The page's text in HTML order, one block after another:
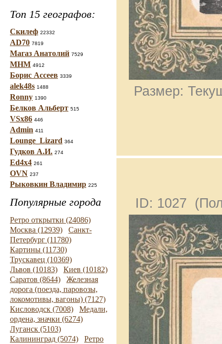
Топ 15 географов:
Скилеф 22332
AD70 7819
Магаз Анатолий 7529
МНМ 4912
Борис Ассеев 3339
alek48s 1488
Ronny 1390
Белков Альберт 515
VSx86 446
Admin 411
Lounge_Lizard 364
Гудков А.И. 274
Ed4x4 261
OVN 237
Рыковкин Владимир 225
Популярные города
Ретро открытки (24086)
Москва (12939)
Санкт-
Петербург (11780)
Картины (11730)
Трускавец (10369)
Львов (10183)
Киев (10182)
Саратов (8644)
Железная
дорога (поезда, паровозы,
локомотивы, вагоны) (7127)
Кисловодск (7008)
Медали,
ордена, значки (6274)
Луганск (5103)
Калининград (5074)
Ретро
Размер:
ID: 1027